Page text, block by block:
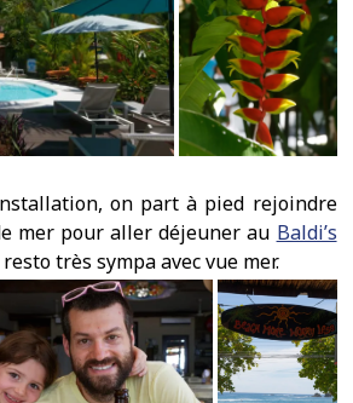
on part à pied rejoindre
mer pour aller déjeuner au Baldi’s
très sympa avec vue mer.